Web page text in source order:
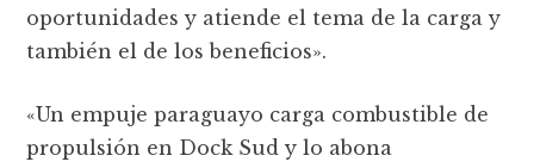
oportunidades y atiende el tema de la carga y
también el de los beneficios».
«Un empuje paraguayo carga combustible de
propulsión en Dock Sud y lo abona